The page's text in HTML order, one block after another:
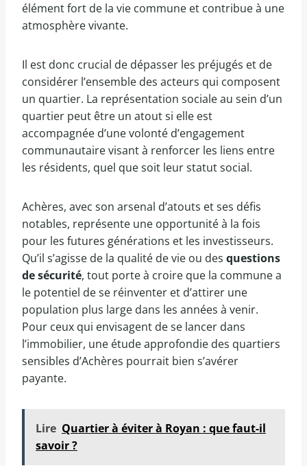
élément fort de la vie commune et contribue à une
atmosphère vivante.
Il est donc crucial de dépasser les préjugés et de
considérer l’ensemble des acteurs qui composent
un quartier. La représentation sociale au sein d’un
quartier peut être un atout si elle est
accompagnée d’une volonté d’engagement
communautaire visant à renforcer les liens entre
les résidents, quel que soit leur statut social.
Achères, avec son arsenal d’atouts et ses défis
notables, représente une opportunité à la fois
pour les futures générations et les investisseurs.
Qu’il s’agisse de la qualité de vie ou des questions
de sécurité, tout porte à croire que la commune a
le potentiel de se réinventer et d’attirer une
population plus large dans les années à venir.
Pour ceux qui envisagent de se lancer dans
l’immobilier, une étude approfondie des quartiers
sensibles d’Achères pourrait bien s’avérer
payante.
Lire Quartier à éviter à Royan : que faut-il
savoir ?